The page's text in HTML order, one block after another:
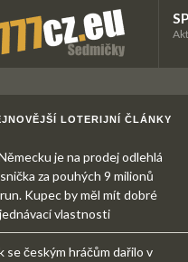
LOTERIJNÍ ČLÁNKY
je na prodej odlehlá
za pouhých 9 milionů
Kupec by měl mít dobré
vlastnosti
se českým hráčům dařilo v